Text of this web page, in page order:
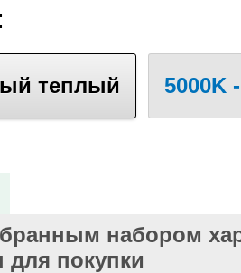
теплый 5000K
набором
для покупки